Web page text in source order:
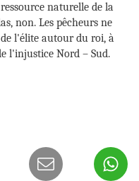
naturelle de la
non. Les pêcheurs ne
l'élite autour du roi, à
l'injustice Nord – Sud.